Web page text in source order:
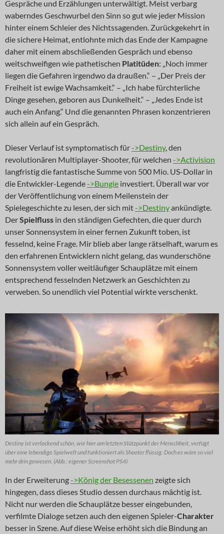
Gespräche und Erzählungen unterwältigt. Meist verbarg
waberndes Geschwurbel den Sinn so gut wie jeder Mission
hinter einem Schleier des Nichtssagenden. Zurückgekehrt in
die sichere Heimat, entlohnte mich das Ende der Kampagne
daher mit einem abschließenden Gespräch und ebenso
weitschweifigen wie pathetischen Platitüden: „Noch immer
liegen die Gefahren irgendwo da draußen.“ – „Der Preis der
Freiheit ist ewige Wachsamkeit.“ – „Ich habe fürchterliche
Dinge gesehen, geboren aus Dunkelheit.“ – „Jedes Ende ist
auch ein Anfang.“ Und die genannten Phrasen konzentrieren
sich allein auf ein Gespräch.
Dieser Verlauf ist symptomatisch für->Destiny, den
revolutionären Multiplayer-Shooter, für welchen ->Activision
langfristig die fantastische Summe von 500 Mio. US-Dollar in
die Entwickler-Legende->Bungie investiert. Überall war vor
der Veröffentlichung von einem Meilenstein der
Spielegeschichte zu lesen, der sich mit->Destinyankündigte.
DerSpielfluss in den ständigen Gefechten, die quer durch
unser Sonnensystem in einer fernen Zukunft toben, ist
fesselnd, keine Frage. Mir blieb aber lange rätselhaft, warum es
den erfahrenen Entwicklern nicht gelang, das wunderschöne
Sonnensystem voller weitläufiger Schauplätze mit einem
entsprechend fesselnden Netzwerk an Geschichten zu
verweben. So unendlich viel Potential wirkte verschenkt.
Destiny ist verlockend schön, wie hier am letzten Stützpunkt der Menschheit, verfügt
über eine lebendige Spielwelt und funktioniert als Shooter flüssig. Doch es wäre so viel
mehr drin gewesen. (Abb.: eigener Screenshot PS4)
In der Erweiterung->König der Besessenen zeigte sich
hingegen, dass dieses Studio dessen durchaus mächtig ist.
Nicht nur werden die Schauplätze besser eingebunden,
verfilmte Dialoge setzen auch den eigenen Spieler-Charakter
besser in Szene. Auf diese Weise erhöht sich die Bindung an